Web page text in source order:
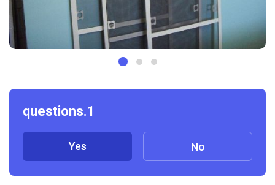
questions.1
Yes No